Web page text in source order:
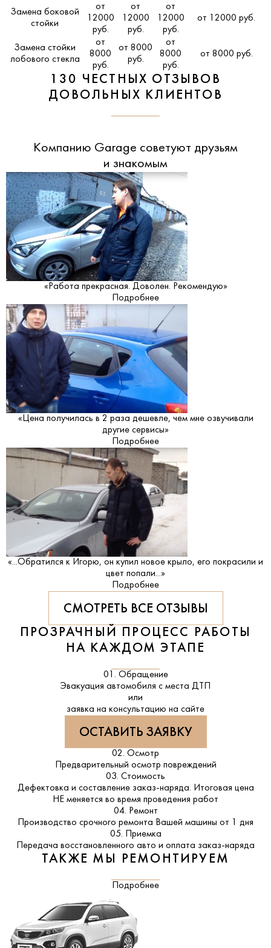
Замена боковой
стойки
от
12000
руб.
от
12000
руб.
от
12000
руб.
от 12000 руб.
Замена стойки
лобового стекла
от
8000
руб.
от 8000
руб.
от
8000
руб.
от 8000 руб.
130 ЧЕСТНЫХ ОТЗЫВОВ
ДОВОЛЬНЫХ КЛИЕНТОВ
Компанию Garage советуют друзьям
и знакомым
«Работа прекрасная. Доволен. Рекомендую»
Подробнее
«Цена получилась в 2 раза дешевле, чем мне озвучивали
другие сервисы»
Подробнее
«...Обратился к Игорю, он купил новое крыло, его покрасили и
цвет попали...»
Подробнее
СМОТРЕТЬ ВСЕ ОТЗЫВЫ
ПРОЗРАЧНЫЙ ПРОЦЕСС РАБОТЫ
НА КАЖДОМ ЭТАПЕ
01. Обращение
Эвакуация автомобиля с места ДТП
или
заявка на консультацию на сайте
ОСТАВИТЬ ЗАЯВКУ
02. Осмотр
Предварительный осмотр повреждений
03. Стоимость
Дефектовка и составление заказ-наряда. Итоговая цена
НЕ меняется во время проведения работ
04. Ремонт
Производство срочного ремонта Вашей машины от 1 дня
05. Приемка
Передача восстановленного авто и оплата заказ-наряда
ТАКЖЕ МЫ РЕМОНТИРУЕМ
Подробнее